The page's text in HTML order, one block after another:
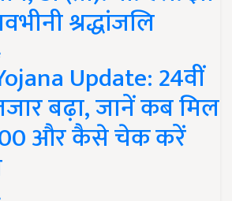
श्रद्धांजलि
Update: 24वीं
बढ़ा, जानें कब मिल
और कैसे चेक करें